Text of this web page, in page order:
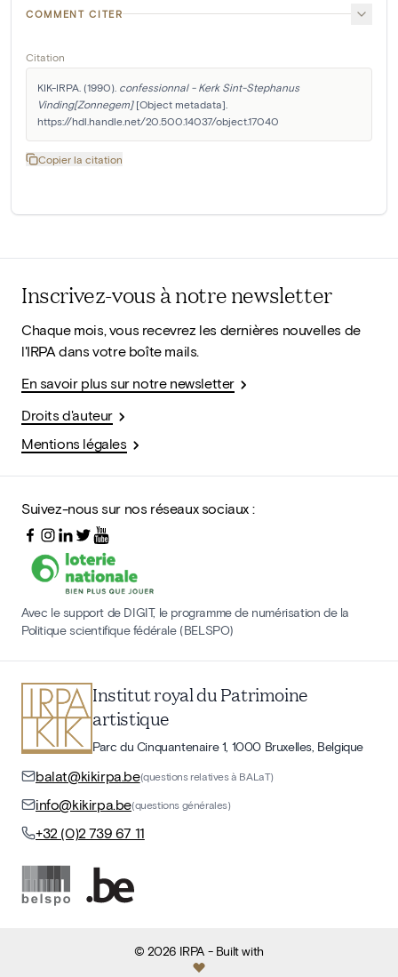
COMMENT CITER
Citation
KIK-IRPA. (1990). confessionnal - Kerk Sint-Stephanus
Vinding[Zonnegem] [Object metadata].
https://hdl.handle.net/20.500.14037/object.17040
Copier la citation
Inscrivez-vous à notre newsletter
Chaque mois, vous recevrez les dernières nouvelles de
l'IRPA dans votre boîte mails.
En savoir plus sur notre newsletter
Droits d'auteur
Mentions légales
Suivez-nous sur nos réseaux sociaux :
Avec le support de DIGIT, le programme de numérisation de la
Politique scientifique fédérale (BELSPO)
Institut royal du Patrimoine
artistique
Parc du Cinquantenaire 1, 1000 Bruxelles, Belgique
balat@kikirpa.be(questions relatives à BALaT)
info@kikirpa.be(questions générales)
+32 (0)2 739 67 11
©2026 IRPA- Built with